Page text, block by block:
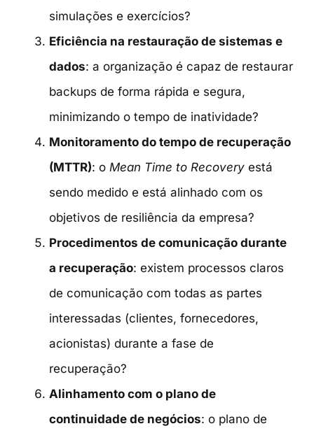
simulações e exercícios?
Eficiência na restauração de sistemas e
dados: a organização é capaz de restaurar
backups de forma rápida e segura,
minimizando o tempo de inatividade?
Monitoramento do tempo de recuperação
(MTTR): o Mean Time to Recovery está
sendo medido e está alinhado com os
objetivos de resiliência da empresa?
Procedimentos de comunicação durante
a recuperação: existem processos claros
de comunicação com todas as partes
interessadas (clientes, fornecedores,
acionistas) durante a fase de
recuperação?
Alinhamento com o plano de
continuidade de negócios: o plano de